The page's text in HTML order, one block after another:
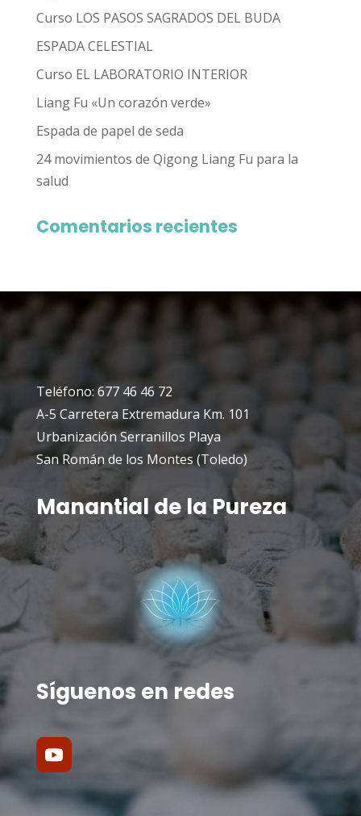
Curso LOS PASOS SAGRADOS DEL BUDA
ESPADA CELESTIAL
Curso EL LABORATORIO INTERIOR
Liang Fu «Un corazón verde»
Espada de papel de seda
24 movimientos de Qigong Liang Fu para la
salud
Comentarios recientes
Teléfono: 677 46 46 72
A-5 Carretera Extremadura Km. 101
Urbanización Serranillos Playa
San Román de los Montes (Toledo)
Manantial de la Pureza
Síguenos en redes